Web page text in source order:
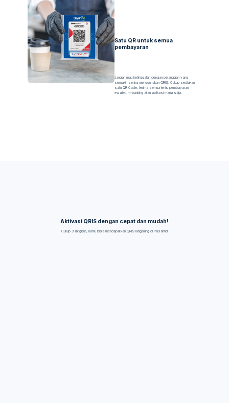
Satu QR untuk semua
pembayaran
Jangan mau ketinggalan dengan pelanggan yang
semakin sering menggunakan QRIS. Cukup sediakan
satu QR Code, terima semua jenis pembayaran
ewallet, m-banking atau aplikasi mana saja.
Aktivasi QRIS dengan cepat dan mudah!
Cukup 3 langkah, kamu bisa mendapatkan QRIS langsung di Pasarind